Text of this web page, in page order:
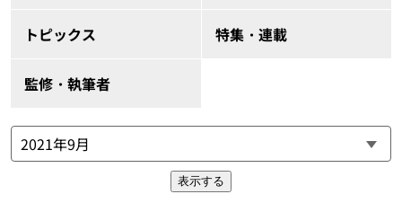
トピックス 特集・連載
監修・執筆者
表示する